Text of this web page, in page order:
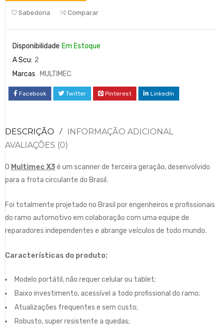
Sabedoria Comparar
Disponibilidade Em Estoque
A Scu: 2
Marcas
MULTIMEC
Facebook Twitter Pinterest LinkedIn
DESCRIÇÃO
INFORMAÇÃO ADICIONAL
AVALIAÇÕES (0)
O Multimec X3 é um scanner de terceira geração, desenvolvido
para a frota circulante do Brasil.
Foi totalmente projetado no Brasil por engenheiros e profissionais
do ramo automotivo em colaboração com uma equipe de
reparadores independentes e abrange veículos de todo mundo.
Características do produto:
Modelo portátil, não requer celular ou tablet;
Baixo investimento, acessível a todo profissional do ramo;
Atualizações frequentes e sem custo;
Robusto, super resistente a quedas;